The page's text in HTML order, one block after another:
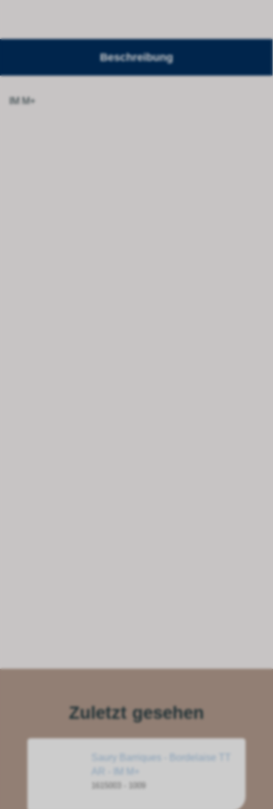
Beschreibung
IM M+
Zuletzt gesehen
Saury Barriques - Bordelaise TT